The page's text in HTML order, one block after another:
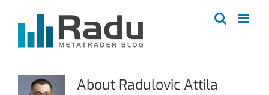
About Radulovic Attila